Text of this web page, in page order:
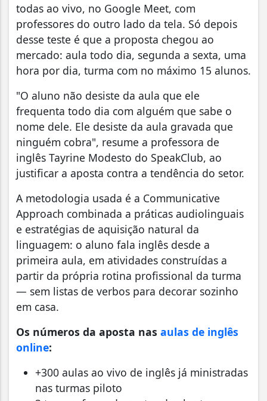
todas ao vivo, no Google Meet, com
professores do outro lado da tela. Só depois
desse teste é que a proposta chegou ao
mercado: aula todo dia, segunda a sexta, uma
hora por dia, turma com no máximo 15 alunos.
"O aluno não desiste da aula que ele
frequenta todo dia com alguém que sabe o
nome dele. Ele desiste da aula gravada que
ninguém cobra", resume a professora de
inglês Tayrine Modesto do SpeakClub, ao
justificar a aposta contra a tendência do setor.
A metodologia usada é a Communicative
Approach combinada a práticas audiolinguais
e estratégias de aquisição natural da
linguagem: o aluno fala inglês desde a
primeira aula, em atividades construídas a
partir da própria rotina profissional da turma
— sem listas de verbos para decorar sozinho
em casa.
Os números da aposta nas aulas de inglês
online:
+300 aulas ao vivo de inglês já ministradas
nas turmas piloto